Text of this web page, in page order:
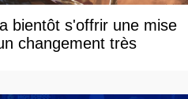
bientôt s'offrir une mise
changement très